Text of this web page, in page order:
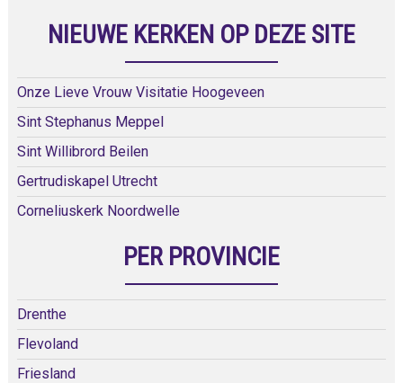
NIEUWE KERKEN OP DEZE SITE
Onze Lieve Vrouw Visitatie Hoogeveen
Sint Stephanus Meppel
Sint Willibrord Beilen
Gertrudiskapel Utrecht
Corneliuskerk Noordwelle
PER PROVINCIE
Drenthe
Flevoland
Friesland